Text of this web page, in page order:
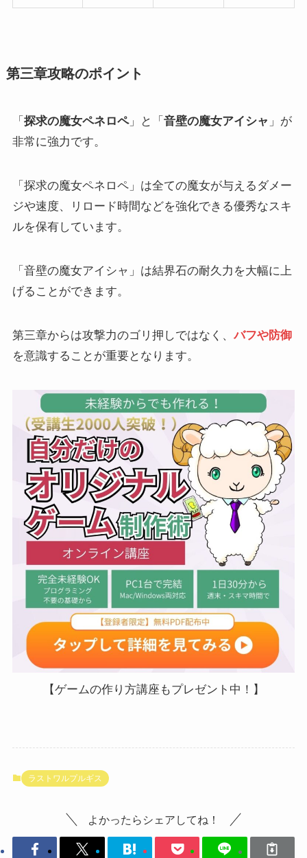
第三章攻略のポイント
「 探求の魔女ペネロペ」と「 音壁の魔女アイシャ 」が
非常に強力です。
「探求の魔女ペネロペ」は全ての魔女が与えるダメー
ジや速度、リロード時間などを強化できる優秀なスキ
ルを保有しています。
「音壁の魔女アイシャ」は結界石の耐久力を大幅に上
げることができます。
第三章からは攻撃力のゴリ押しではなく、バフや防御
を意識することが重要となります。
【ゲームの作り方講座もプレゼント中！】
ラストワルプルギス
よかったらシェアしてね！